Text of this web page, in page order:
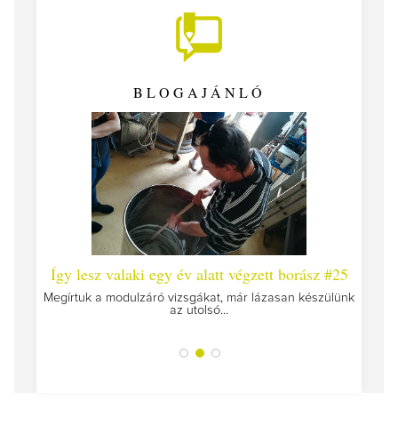
BLOGAJÁNLÓ
Így lesz valaki egy év alatt végzett borász #25
Megírtuk a modulzáró vizsgákat, már lázasan készülünk
az utolsó...